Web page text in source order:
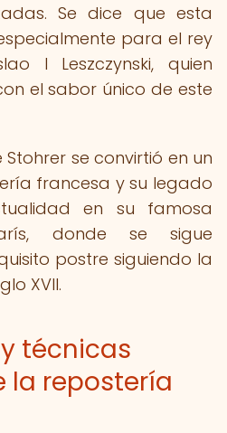
Se dice que esta
para el rey
I Leszczynski, quien
el sabor único de este
se convirtió en un
francesa y su legado
en su famosa
donde se sigue
postre siguiendo la
XVII.
técnicas
la repostería